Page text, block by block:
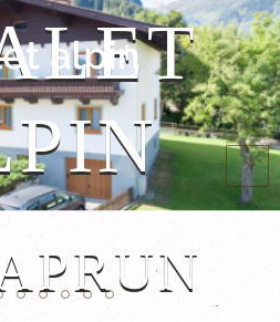
Kaprun
Alpin Kaprun Winter
Maiskogel Schneespass
Chalet Kaprun Urlaub
Chalet Alpin Kaprun
Maiskogel Wandern
Maiskogel